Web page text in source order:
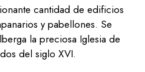
cantidad de edificios
y pabellones. Se
la preciosa Iglesia de
del siglo XVI.